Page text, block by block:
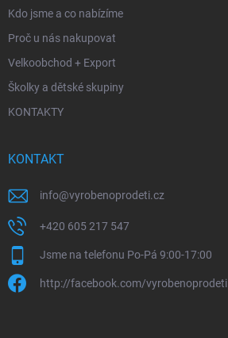
Kdo jsme a co nabízíme
Proč u nás nakupovat
Velkoobchod + Export
Školky a dětské skupiny
KONTAKTY
KONTAKT
info@vyrobenoprodeti.cz
+420 605 217 547
Jsme na telefonu Po-Pá 9:00-17:00
http://facebook.com/vyrobenoprodeti